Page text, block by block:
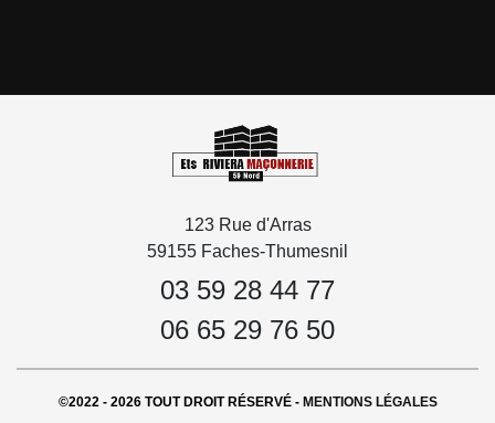
123 Rue d'Arras
59155 Faches-Thumesnil
03 59 28 44 77
06 65 29 76 50
©2022 - 2026 TOUT DROIT RÉSERVÉ - MENTIONS LÉGALES